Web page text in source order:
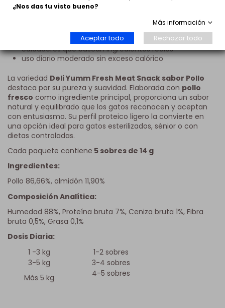
gatos con poca aceptación de snacks
cuidadores que buscan ingredientes reales
uso diario moderado sin exceso calórico
La variedad Deli Yumm Fresh Meat Snack sabor Pollo
destaca por su pureza y suavidad. Elaborada con pollo
fresco como ingrediente principal, proporciona un sabor
natural y equilibrado que los gatos reconocen y aceptan
con entusiasmo. Su perfil proteico ligero la convierte en
una opción ideal para gatos esterilizados, sénior o con
dietas controladas.
Cada paquete contiene 5 sobres de 14 g
Ingredientes:
Pollo 86,66%, almidón 11,90%
Composición Analítica:
Humedad 88%, Proteína bruta 7%, Ceniza bruta 1%, Fibra
bruta 0,5%, Grasa 0,1%
Dosis Diaria:
1 -3 kg
1-2 sobres
3-5 kg
3-4 sobres
Más 5 kg
4-5 sobres
¿Nos das tu visto bueno?
Más información
Aceptar todo Rechazar todo